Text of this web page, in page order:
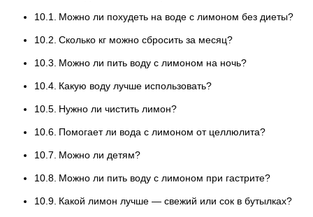
Можно ли похудеть на воде с лимоном без диеты?
Сколько кг можно сбросить за месяц?
Можно ли пить воду с лимоном на ночь?
Какую воду лучше использовать?
Нужно ли чистить лимон?
Помогает ли вода с лимоном от целлюлита?
Можно ли детям?
Можно ли пить воду с лимоном при гастрите?
Какой лимон лучше — свежий или сок в бутылках?